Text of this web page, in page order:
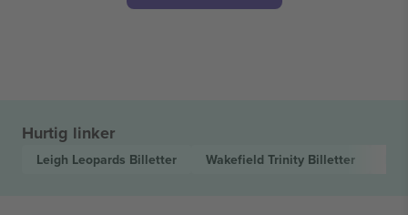
Hurtig linker
Leigh Leopards Billetter Wakefield Trinity Billetter